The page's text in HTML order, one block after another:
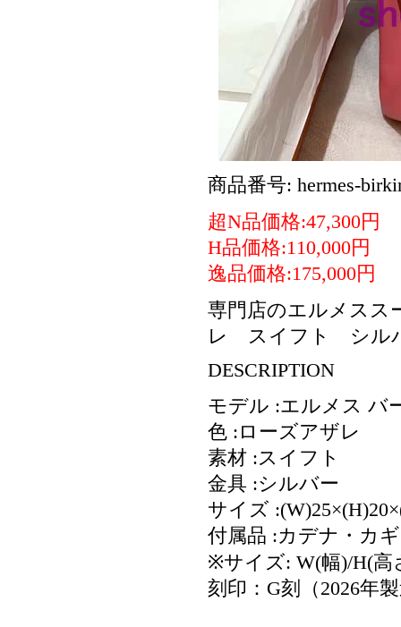
商品番号: hermes-
超N品価格:47,300円
H品価格:110,000円
逸品価格:175,000円
専門店のエルメス
レ スイフト シル
DESCRIPTION
モデル :エルメス バ
色 :ローズアザレ
素材 :スイフト
金具 :シルバー
サイズ
付属品 :カデナ・カ
※サイズ: W(幅)/H(高
刻印：G刻（2026年